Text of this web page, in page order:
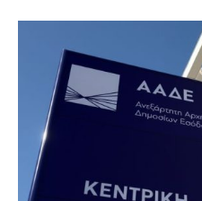
ΣΥΜΜΕΤΟΧΗ
ΕΤΑΙΡΕΙΕΣ
ΕΠΙΚΑΙΡΟΤΗΤΑ
ΕΠΙΚΟΙΝΩΝΙΑ